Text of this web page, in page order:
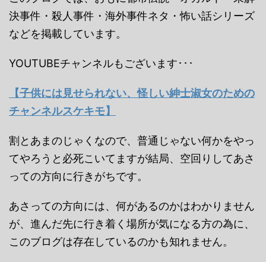
決事件・殺人事件・海外事件ネタ・怖い話シリーズ
などを掲載しています。
YOUTUBEチャンネルもございます･･･
【子供には見せられない、怪しい紳士淑女のための
チャンネルスケキモ】
割とあまのじゃくなので、普通じゃない何かをやっ
てやろうと必死こいてますが結局、空回りしてあさ
っての方向に行きがちです。
あさっての方向には、何があるのかはわかりません
が、進んだ先に行き着く場所が気になる方の為に、
このブログは存在しているのかも知れません。